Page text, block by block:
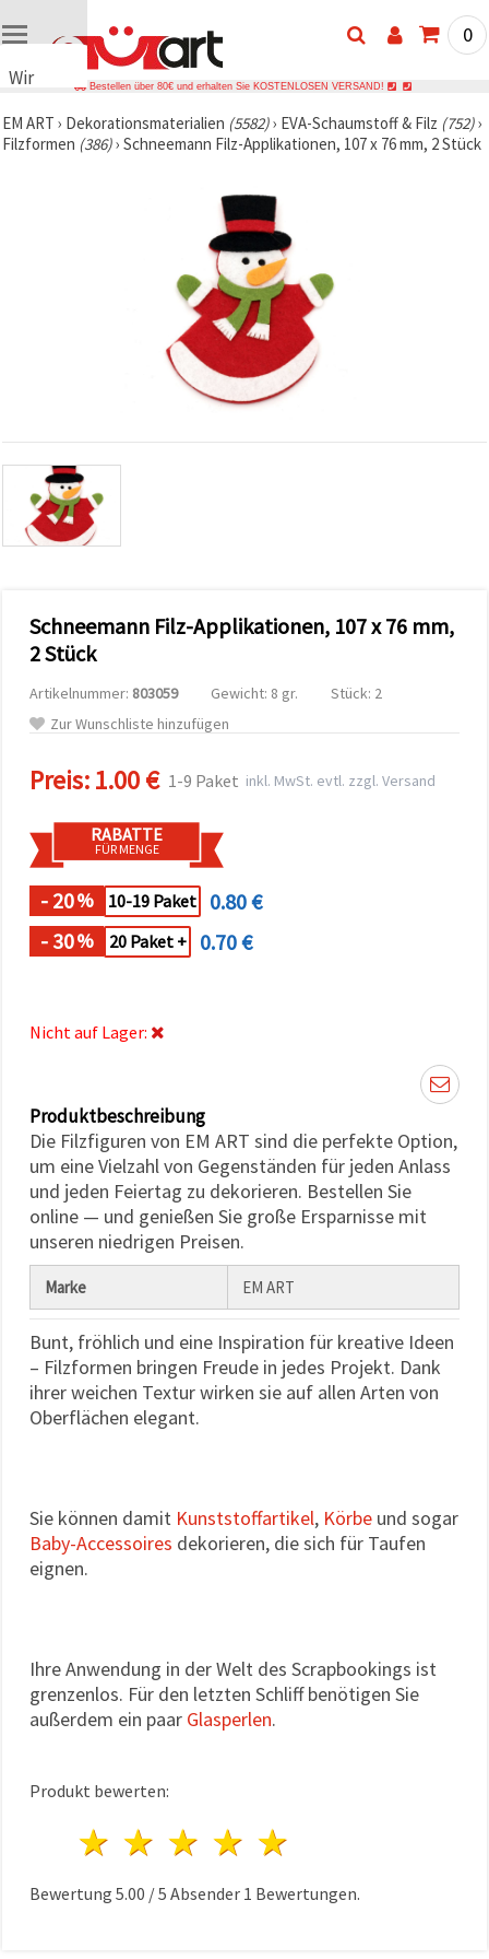
Wir
Cookies
🍪 Wir
den
Datenverkehr
analysieren
sowie
auch mit
Unterstützung
unserer
Analyse
und
Marketing.
Cookies
ablehnen
oder Ihre
Auswahl in
Einstellungen
individuell
festlegen.
oder
Cookie-
Richtlinie
Alle
akzeptieren
Cookie-
Einstellungen
0
Bestellen über 80€ und erhalten Sie KOSTENLOSEN VERSAND!
EM ART › Dekorationsmaterialien (5582)› EVA-Schaumstoff & Filz (752)›
Filzformen (386)› Schneemann Filz-Applikationen, 107 x 76 mm, 2 Stück
Schneemann Filz-Applikationen, 107 x 76 mm,
2 Stück
Artikelnummer: 803059 Gewicht: 8 gr.
Stück: 2
Zur Wunschliste hinzufügen
Preis:1.00 € 1-9 Paket inkl. MwSt. evtl. zzgl. Versand
RABATTE
FÜR MENGE
- 20% 10-19 Paket
0.80 €
- 30% 20 Paket + 0.70 €
Nicht auf Lager:
Produktbeschreibung
Die Filzfiguren von EM ART sind die perfekte Option,
um eine Vielzahl von Gegenständen für jeden Anlass
und jeden Feiertag zu dekorieren. Bestellen Sie
online — und genießen Sie große Ersparnisse mit
unseren niedrigen Preisen.
Marke EM ART
Bunt, fröhlich und eine Inspiration für kreative Ideen
– Filzformen bringen Freude in jedes Projekt. Dank
ihrer weichen Textur wirken sie auf allen Arten von
Oberflächen elegant.
Sie können damit Kunststoffartikel, Körbe und sogar
Baby-Accessoires dekorieren, die sich für Taufen
eignen.
Ihre Anwendung in der Welt des Scrapbookings ist
grenzenlos. Für den letzten Schliff benötigen Sie
außerdem ein paar Glasperlen.
Produkt bewerten:
4 Sterne
3 Sterne
2 Sterne
1 Stern
Bewertung 5.00 /5 Absender 1 Bewertungen.